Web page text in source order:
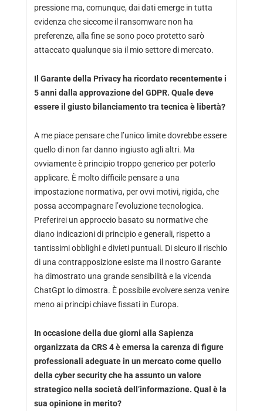
pressione ma, comunque, dai dati emerge in tutta
evidenza che siccome il ransomware non ha
preferenze, alla fine se sono poco protetto sarò
attaccato qualunque sia il mio settore di mercato.
Il Garante della Privacy ha ricordato recentemente i
5 anni dalla approvazione del GDPR. Quale deve
essere il giusto bilanciamento tra tecnica è libertà?
A me piace pensare che l’unico limite dovrebbe essere
quello di non far danno ingiusto agli altri. Ma
ovviamente è principio troppo generico per poterlo
applicare. È molto difficile pensare a una
impostazione normativa, per ovvi motivi, rigida, che
possa accompagnare l’evoluzione tecnologica.
Preferirei un approccio basato su normative che
diano indicazioni di principio e generali, rispetto a
tantissimi obblighi e divieti puntuali. Di sicuro il rischio
di una contrapposizione esiste ma il nostro Garante
ha dimostrato una grande sensibilità e la vicenda
ChatGpt lo dimostra. È possibile evolvere senza venire
meno ai principi chiave fissati in Europa.
In occasione della due giorni alla Sapienza
organizzata da CRS 4 è emersa la carenza di figure
professionali adeguate in un mercato come quello
della cyber security che ha assunto un valore
strategico nella società dell’informazione. Qual è la
sua opinione in merito?